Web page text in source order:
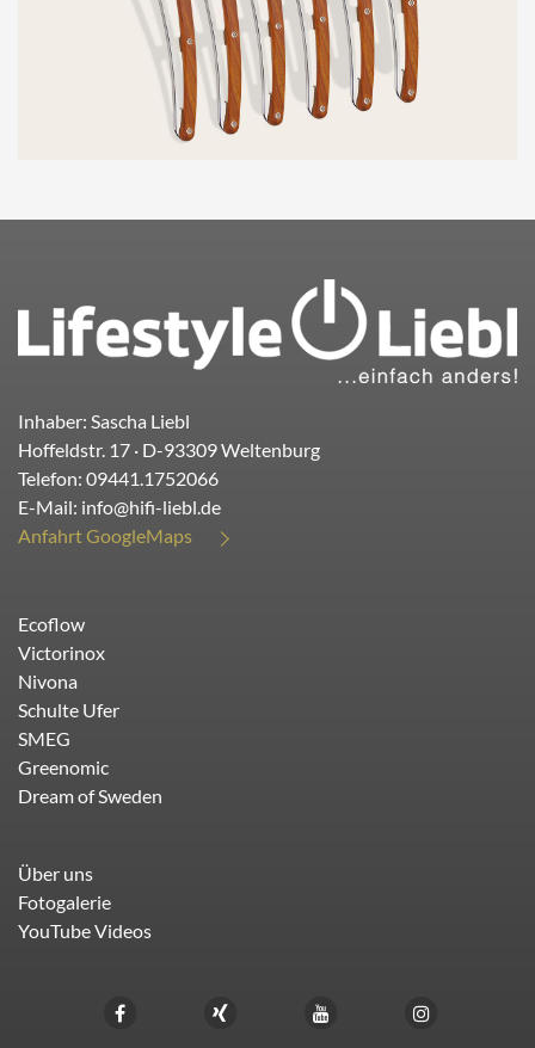
Inhaber: Sascha Liebl
Hoffeldstr. 17 · D-93309Weltenburg
Telefon: 09441.1752066
E-Mail: info@hifi-liebl.de
Anfahrt GoogleMaps
Ecoflow
Victorinox
Nivona
Schulte Ufer
SMEG
Greenomic
Dream of Sweden
Über uns
Fotogalerie
YouTube Videos